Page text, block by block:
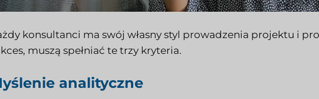
konsultanci ma swój własny styl prowadzenia projektu i
muszą spełniać te trzy kryteria.
analityczne